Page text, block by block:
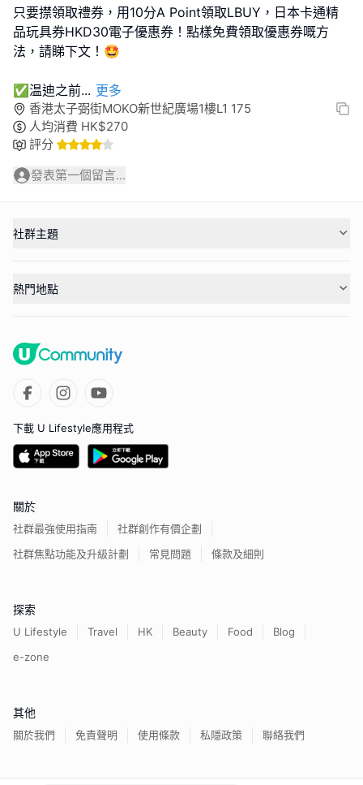
只要㩒領取禮券，用10分A Point領取LBUY，日本卡通精
品玩具券HKD30電子優惠券！點樣免費領取優惠券嘅方
法，請睇下文！🤩
✅温迪之前... 更多
香港太子弼街MOKO新世紀廣場1樓L1 175
人均消費 HK$270
評分
發表第一個留言...
社群主題
熱門地點
下載 U Lifestyle應用程式
關於
社群最強使用指南
社群創作有價企劃
社群焦點功能及升級計劃
常見問題 條款及細則
探索
U Lifestyle Travel HK Beauty Food
Blog
e-zone
其他
關於我們 免責聲明 使用條款 私隱政策 聯絡我們